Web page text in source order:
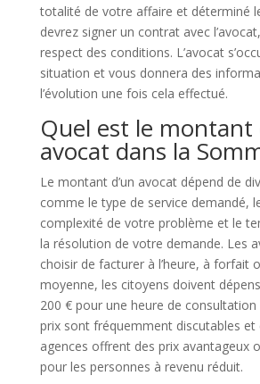
totalité de votre affaire et déterminé
devrez signer un contrat avec
respect des conditions. L’avocat
situation et vous donnera des
l’évolution une fois cela effectué.
Quel est le montant
avocat dans la
Le montant d’un avocat dépend de
comme le type de service demandé,
complexité de votre problème et le
la résolution de votre demande. Les
choisir de facturer à l’heure, à forfait
moyenne, les citoyens doivent
200 € pour une heure de consultation
prix sont fréquemment discutables et
agences offrent des prix avantageux
pour les personnes à revenu réduit.